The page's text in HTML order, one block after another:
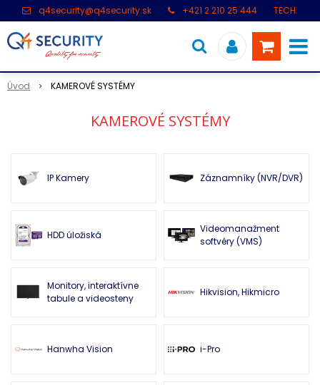
q4security@q4security.sk +421 2 210 25 444
TECH.
Úvod KAMEROVÉ SYSTÉMY
KAMEROVÉ SYSTÉMY
IP Kamery Záznamníky (NVR/DVR)
HDD úložiská
Videomanažment
softvéry (VMS)
Monitory, interaktívne
tabule a videosteny
Hikvision, Hikmicro
Hanwha Vision i-Pro